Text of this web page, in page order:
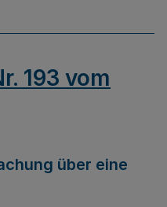
193 vom
über eine